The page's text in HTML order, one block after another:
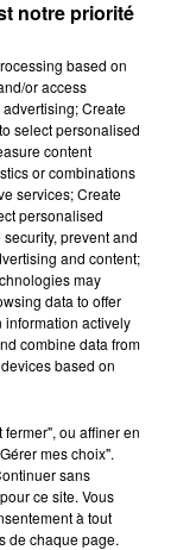
sur
notre priorité
based on
or access
Create
select personalised
content
or combinations
services; Create
personalised
prevent and
and content;
may
data to offer
information actively
combine data from
based on
ou affiner en
mes choix".
sans
ce site. Vous
à tout
de chaque page.